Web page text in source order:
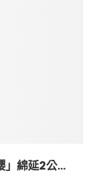
綿延2公...